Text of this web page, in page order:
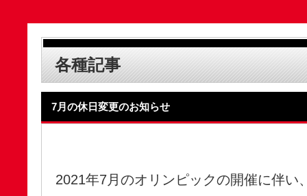
各種記事
7月の休日変更のお知らせ
2021年7月のオリンピックの開催に伴い